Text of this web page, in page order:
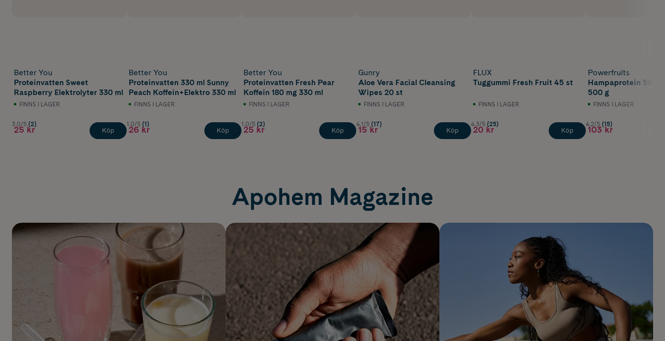
Better You
Proteinvatten Sweet
Raspberry Elektrolyter 330 ml
FINNS I LAGER
3.0/5 (2)
25 kr Köp
Better You
Proteinvatten 330 ml Sunny
Peach Koffein+Elektro 330 ml
FINNS I LAGER
1.0/5 (1)
26 kr Köp
Better You
Proteinvatten Fresh Pear
Koffein 180 mg 330 ml
FINNS I LAGER
1.0/5 (2)
25 kr Köp
Gunry
Aloe Vera Facial Cleansing
Wipes 20 st
FINNS I LAGER
4.1/5 (17)
15 kr Köp
FLUX
Tuggummi Fresh Fruit 45 st
FINNS I LAGER
4.3/5 (25)
20 kr Köp
Powerfruits
Hampaprotein 50 %
500 g
FINNS I LAGER
4.2/5 (15)
103 kr
Apohem Magazine